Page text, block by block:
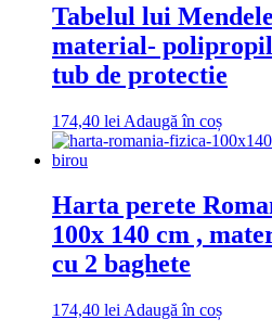
Tabelul lui
material-
tub de protectie
174,40 lei Adaugă în coș
Harta perete
100x 140 cm ,
cu 2 baghete
174,40 lei Adaugă în coș